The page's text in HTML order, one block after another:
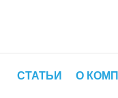
СТАТЬИ О